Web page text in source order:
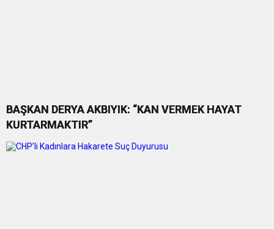
BAŞKAN DERYA AKBIYIK: “KAN VERMEK HAYAT
KURTARMAKTIR”